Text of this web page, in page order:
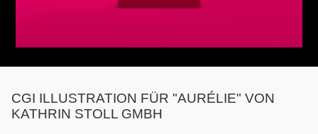
CGI ILLUSTRATION FÜR "AURÉLIE" VON
KATHRIN STOLL GMBH